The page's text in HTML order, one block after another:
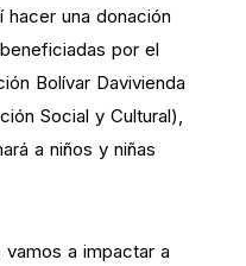
hacer una donación
por el
Bolívar Davivienda
Social y Cultural),
a niños y niñas
a impactar a